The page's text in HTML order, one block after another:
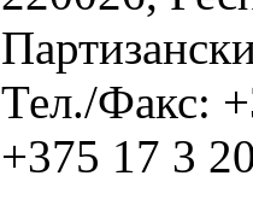
Тел./Факс:
+375 17 3